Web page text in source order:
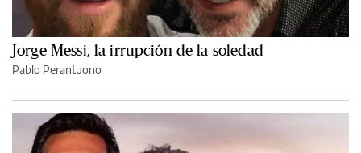
Jorge Messi, la irrupción de la soledad
Pablo Perantuono